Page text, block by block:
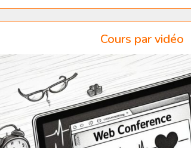
Cours par vidéo